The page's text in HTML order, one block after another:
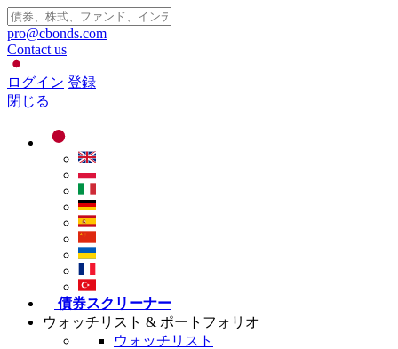
pro@cbonds.com
Contact us
ログイン 登録
閉じる
債券スクリーナー
ウォッチリスト & ポートフォリオ
ウォッチリスト